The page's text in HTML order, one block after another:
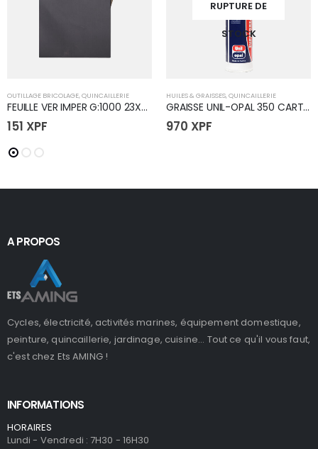
OUTILLAGE BRICOLAGE, QUINCAILLERIE
FEUILLE VER IMPER G:1000 23X28
151 XPF
RUPTURE DE
STOCK
HUILES & GRAISSES, QUINCAILLERIE
GRAISSE UNIL-OPAL 350 CART 400G(24)
970 XPF
A PROPOS
Cycles, électricité, activités marines, équipement domestique,
peinture, quincaillerie, jardinage, cuisine... Tout ce qu'il vous faut,
c'est chez Ets AMING !
INFORMATIONS
HORAIRES
Lundi - Vendredi : 7H30 - 16H30